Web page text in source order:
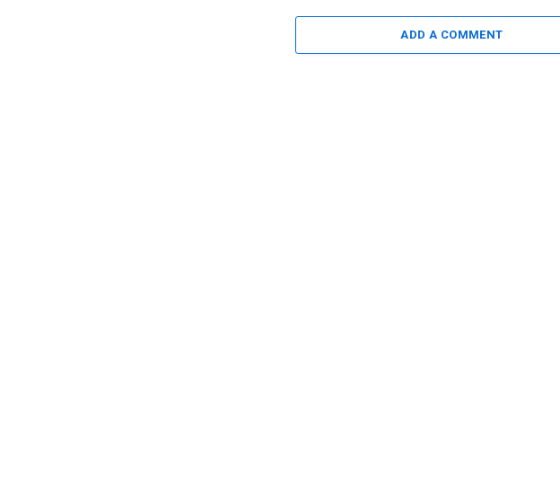
ADD A COMMENT